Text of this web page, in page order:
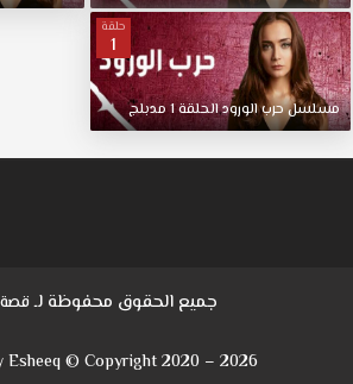
حلقة
1
مسلسلحربالورودالحلقة1مدبلج
جميع الحقوق محفوظة لـ
Esheeq © Copyright 2020 – 2026